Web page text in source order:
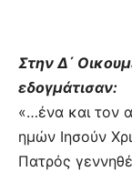
Στην Δ΄
εδογμάτισαν:
«…ένα και τον
ημών Ιησούν
Πατρός